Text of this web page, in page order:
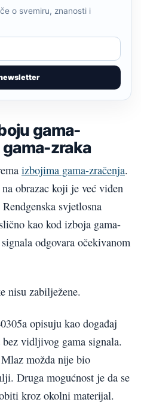
o svemiru, znanosti i
gama-
gama-zraka
izbojima gama-zračenja.
obrazac koji je već viđen
svjetlosna
kao kod izboja gama-
odgovara očekivanom
nisu zabilježene.
opisuju kao događaj
vidljivog gama signala.
možda nije bio
Druga mogućnost je da se
kroz okolni materijal.